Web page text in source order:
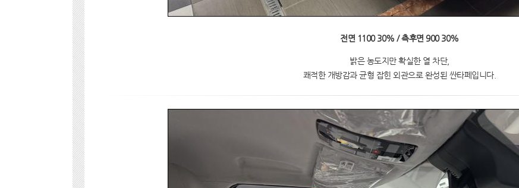
전면 1100 30% / 측후면 900 30%
밝은 농도지만 확실한 열 차단,
쾌적한 개방감과 균형 잡힌 외관으로 완성된 싼타페입니다.